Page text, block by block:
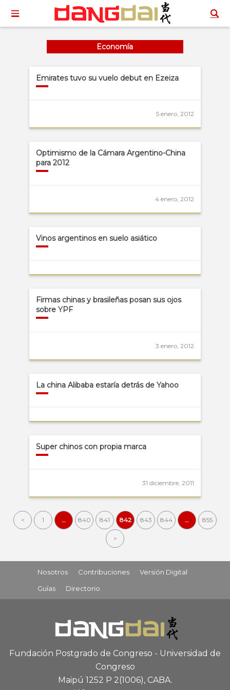
Economía
Emirates tuvo su vuelo debut en Ezeiza
5 enero, 2012
Optimismo de la Cámara Argentino-China
para 2012
4 enero, 2012
Vinos argentinos en suelo asiático
Firmas chinas y brasileñas posan sus ojos
sobre YPF
3 enero, 2012
La china Alibaba estaría detrás de Yahoo
Super chinos con propia marca
31 diciembre, 2011
< 1 … 840 841 842 843 844 … 855
>
Nosotros Contribuciones
Versión Digital
Guías
Directorio
Fundación Postgrado de Congreso - Universidad de
Congreso
Maipú 1252 P 2(1006), CABA.